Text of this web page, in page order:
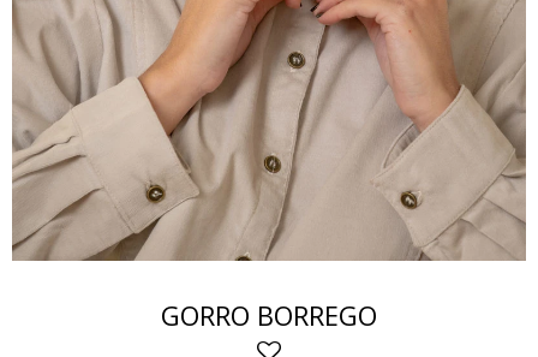
GORRO BORREGO